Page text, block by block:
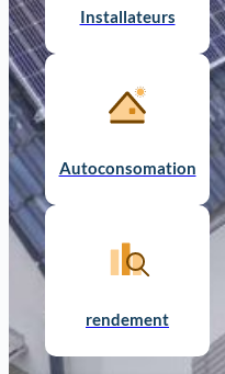
Installateurs
Autoconsomation
rendement